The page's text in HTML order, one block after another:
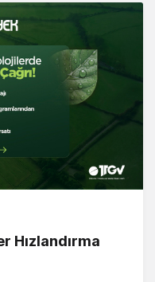
Hızlandırma